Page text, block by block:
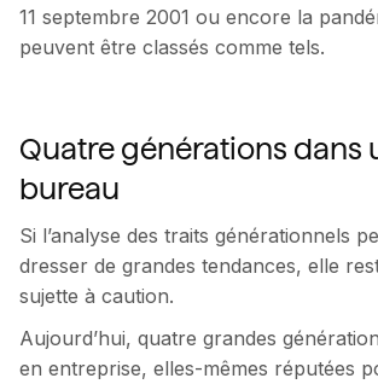
11 septembre 2001 ou encore la
peuvent être classés comme tels.
Quatre générations dans
bureau
Si l’analyse des traits générationnels
dresser de grandes tendances, elle
sujette à caution.
Aujourd’hui, quatre grandes
en entreprise, elles-mêmes réputées